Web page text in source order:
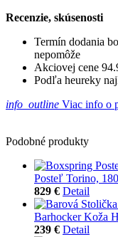
Recenzie, skúsenosti
Termín dodania
nepomôže
Akciovej cene
Podľa heureky
info_outline Viac info o
Podobné produkty
Posteľ Torino,
829 € Detail
Barhocker Koža
239 € Detail